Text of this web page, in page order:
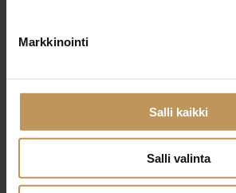
Markkinointi
Salli kaikki
Salli valinta
Liisa Ruutsalo-Vaahtio